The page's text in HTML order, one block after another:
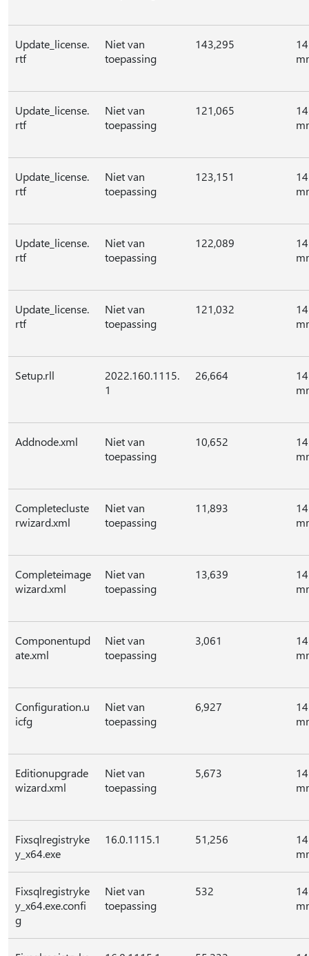
Update_license.
rtf
Niet van
toepassing
143,295
Update_license.
rtf
Niet van
toepassing
121,065
Update_license.
rtf
Niet van
toepassing
123,151
Update_license.
rtf
Niet van
toepassing
122,089
Update_license.
rtf
Niet van
toepassing
121,032
Setup.rll
2022.160.1115.
1
26,664
Addnode.xml
Niet van
toepassing
10,652
Completecluste
rwizard.xml
Niet van
toepassing
11,893
Completeimage
wizard.xml
Niet van
toepassing
13,639
Componentupd
ate.xml
Niet van
toepassing
3,061
Configuration.u
icfg
Niet van
toepassing
6,927
Editionupgrade
wizard.xml
Niet van
toepassing
5,673
Fixsqlregistryke
y_x64.exe
16.0.1115.1 51,256
Fixsqlregistryke
y_x64.exe.confi
g
Niet van
toepassing
532